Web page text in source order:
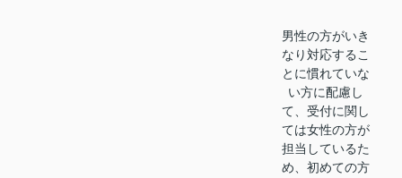
男性の方がいき
なり対応するこ
とに慣れていな
い方に配慮し
て、受付に関し
ては女性の方が
担当しているた
め、初めての方